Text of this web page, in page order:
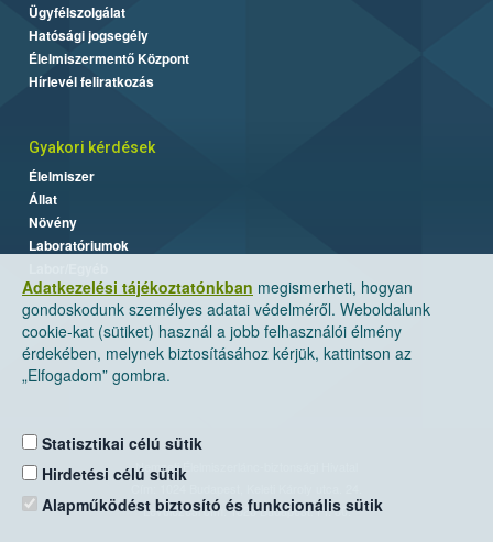
Adatkezelési tájékoztatónkban megismerheti, hogyan
gondoskodunk személyes adatai védelméről. Weboldalunk
cookie-kat (sütiket) használ a jobb felhasználói élmény
érdekében, melynek biztosításához kérjük, kattintson az
„Elfogadom” gombra.
Statisztikai célú sütik
Hirdetési célú sütik
Alapműködést biztosító és funkcionális sütik
Ügyfélszolgálat
Hatósági jogsegély
Élelmiszermentő Központ
Hírlevél feliratkozás
Gyakori kérdések
Élelmiszer
Állat
Növény
Laboratóriumok
Nemzeti Élelmiszerlánc-biztonsági Hivatal
Levelezési cím: 1525 Budapest. Pf. 30.